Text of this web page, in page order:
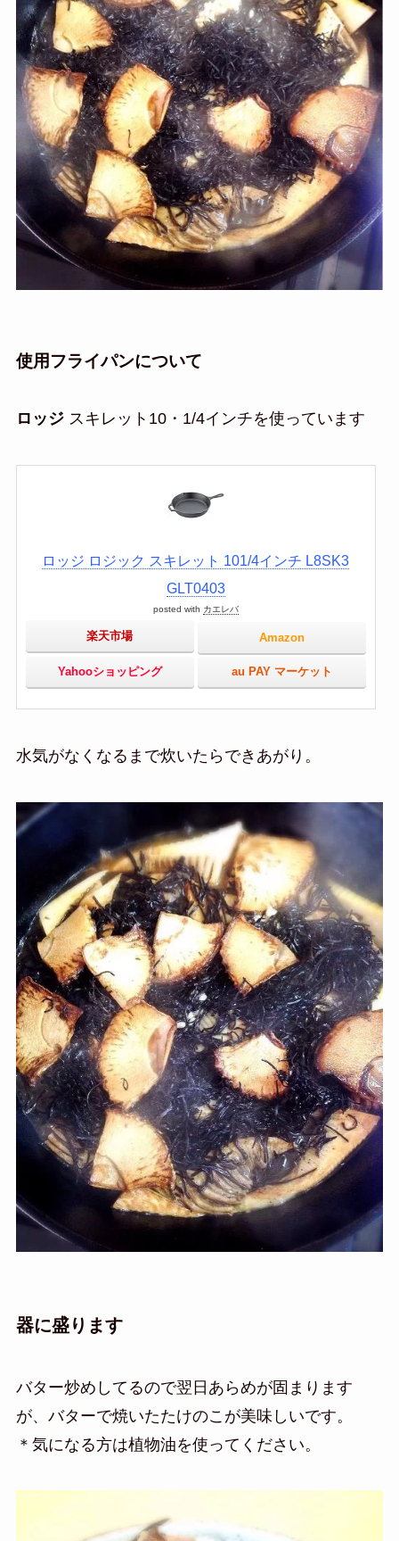
使用フライパンについて
ロッジスキレット10・1/4インチを使っています
ロッジ ロジック スキレット 101/4インチ L8SK3
GLT0403
posted with カエレバ
楽天市場 Amazon
Yahooショッピング au PAY マーケット
水気がなくなるまで炊いたらできあがり。
器に盛ります
バター炒めしてるので翌日あらめが固まります
が、バターで焼いたたけのこが美味しいです。
＊気になる方は植物油を使ってください。